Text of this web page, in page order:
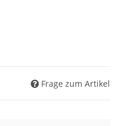
Frage zum Artikel